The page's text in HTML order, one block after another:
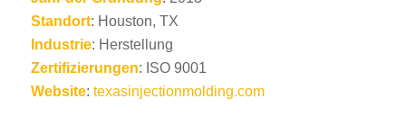
Standort: Houston, TX
Industrie: Herstellung
Zertifizierungen: ISO 9001
Website: texasinjectionmolding.com